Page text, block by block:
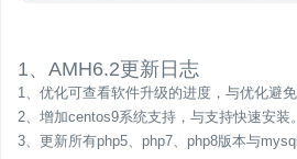
1、AMH6.2更新日志
1、优化可查看软件升级的进度，与优化避免
2、增加centos9系统支持，与支持快速安装。
3、更新所有php5、php7、php8版本与